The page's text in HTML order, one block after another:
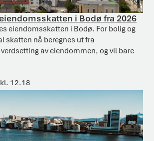
i Bodø fra 2026
eiendomsskatten i Bodø. For bolig og
skatten nå beregnes ut fra
av eiendommen, og vil bare
12.18